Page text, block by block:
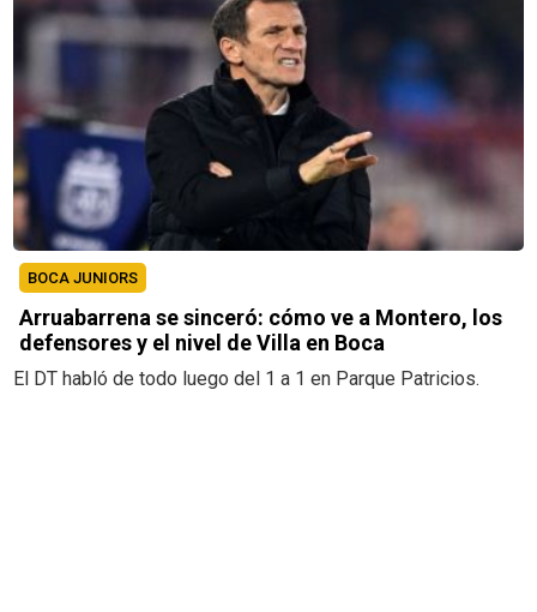
BOCA JUNIORS
Arruabarrena se sinceró: cómo ve a Montero, los
defensores y el nivel de Villa en Boca
El DT habló de todo luego del 1 a 1 en Parque Patricios.